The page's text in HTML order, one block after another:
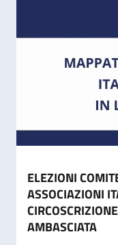
ELEZIONI
ASSOCIAZIONI
AMBASCIATA